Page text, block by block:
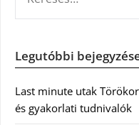
Legutóbbi
Last minute utak
és gyakorlati tudnivalók